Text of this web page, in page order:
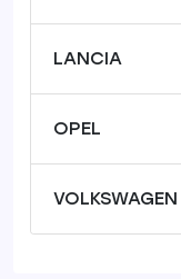
LANCIA
OPEL
VOLKSWAGEN